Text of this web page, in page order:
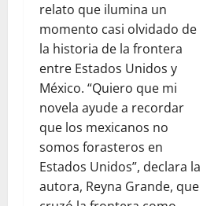
relato que ilumina un
momento casi olvidado de
la historia de la frontera
entre Estados Unidos y
México. “Quiero que mi
novela ayude a recordar
que los mexicanos no
somos forasteros en
Estados Unidos”, declara la
autora, Reyna Grande, que